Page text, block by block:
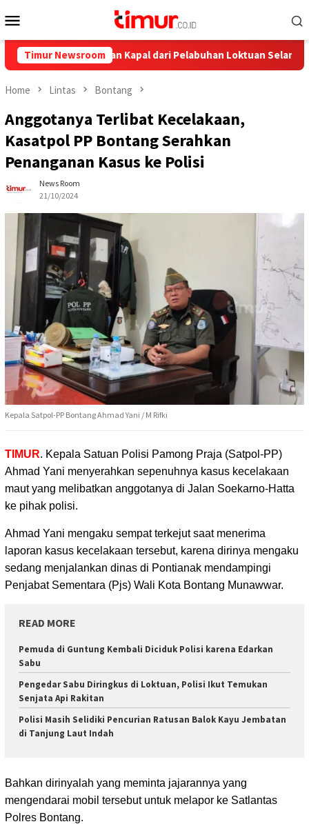
to
Menu
Timur Newsroom
Ini Pelayaran Kapal dari Pelabuhan Loktuan Selama Juli 2026
Home Lintas Bontang
Anggotanya Terlibat Kecelakaan,
Kasatpol PP Bontang Serahkan
Penanganan Kasus ke Polisi
News Room
21/10/2024
Kepala Satpol-PP Bontang Ahmad Yani / M Rifki
TIMUR. Kepala Satuan Polisi Pamong Praja (Satpol-PP)
Ahmad Yani menyerahkan sepenuhnya kasus kecelakaan
mautyang melibatkan anggotanya di Jalan Soekarno-Hatta
ke pihak polisi.
Ahmad Yani mengaku sempat terkejut saat menerima
laporan kasus kecelakaan tersebut, karena dirinya mengaku
sedang menjalankan dinas di Pontianak mendampingi
Penjabat Sementara (Pjs) Wali Kota Bontang Munawwar.
READ MORE
Pemuda di Guntung Kembali Diciduk Polisi karena Edarkan
Sabu
Pengedar Sabu Diringkus di Loktuan, Polisi Ikut Temukan
Senjata Api Rakitan
Polisi Masih Selidiki Pencurian Ratusan Balok Kayu Jembatan
di Tanjung Laut Indah
Bahkan dirinyalah yang meminta jajarannya yang
mengendarai mobil tersebut untuk melapor ke Satlantas
Polres Bontang.